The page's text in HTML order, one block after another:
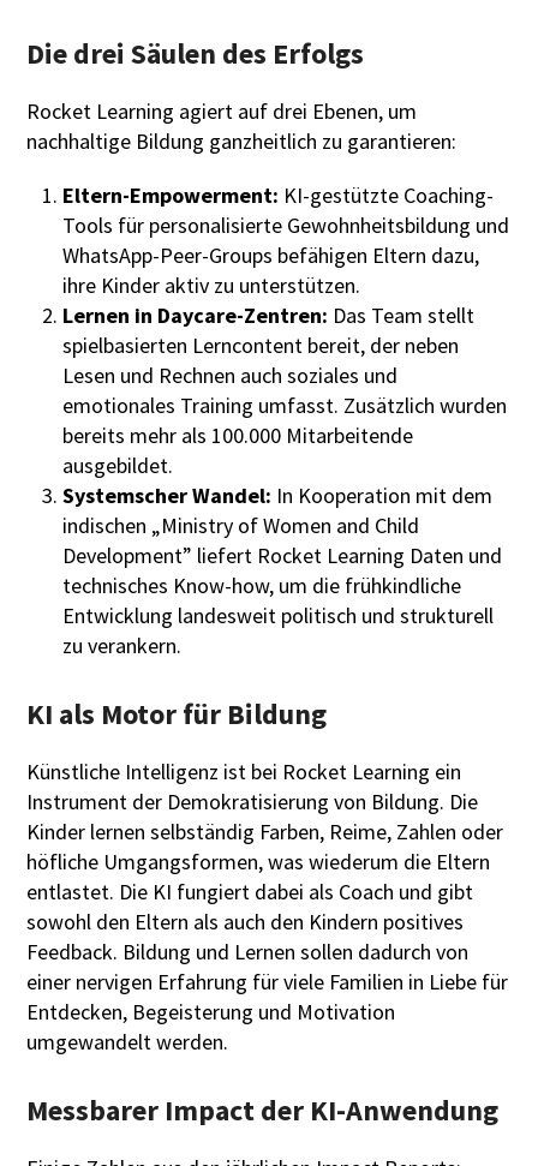
Die drei Säulen des Erfolgs
Rocket Learning agiert auf drei Ebenen, um
nachhaltige Bildung ganzheitlich zu garantieren:
Eltern-Empowerment: KI-gestützte Coaching-
Tools für personalisierte Gewohnheitsbildung und
WhatsApp-Peer-Groups befähigen Eltern dazu,
ihre Kinder aktiv zu unterstützen.
Lernen in Daycare-Zentren: Das Team stellt
spielbasierten Lerncontent bereit, der neben
Lesen und Rechnen auch soziales und
emotionales Training umfasst. Zusätzlich wurden
bereits mehr als 100.000 Mitarbeitende
ausgebildet.
Systemscher Wandel: In Kooperation mit dem
indischen „Ministry of Women and Child
Development” liefert Rocket Learning Daten und
technisches Know-how, um die frühkindliche
Entwicklung landesweit politisch und strukturell
zu verankern.
KI als Motor für Bildung
Künstliche Intelligenz ist bei Rocket Learning ein
Instrument der Demokratisierung von Bildung. Die
Kinder lernen selbständig Farben, Reime, Zahlen oder
höfliche Umgangsformen, was wiederum die Eltern
entlastet. Die KI fungiert dabei als Coach und gibt
sowohl den Eltern als auch den Kindern positives
Feedback. Bildung und Lernen sollen dadurch von
einer nervigen Erfahrung für viele Familien in Liebe für
Entdecken, Begeisterung und Motivation
umgewandelt werden.
Messbarer Impact der KI-Anwendung